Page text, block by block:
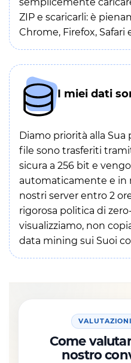
ZIP e scaricarli: è
Chrome, Firefox, Safari
I miei dati
Diamo priorità alla
file sono trasferiti
sicura a 256 bit e
automaticamente e in
nostri server entro 2
rigorosa politica di
visualizziamo, non
data mining sui Suoi
Come
nostro